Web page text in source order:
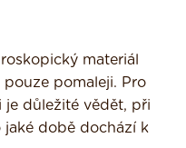
materiál
pomaleji. Pro
je důležité vědět, při
jaké době dochází k